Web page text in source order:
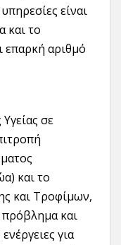
είναι
και το
επαρκή αριθμό
σε
και το
και Τροφίμων,
και
για